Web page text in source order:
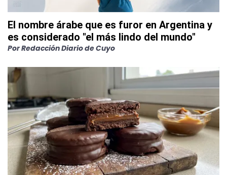
El nombre árabe que es furor en Argentina y
es considerado "el más lindo del mundo"
PorRedacción Diario de Cuyo